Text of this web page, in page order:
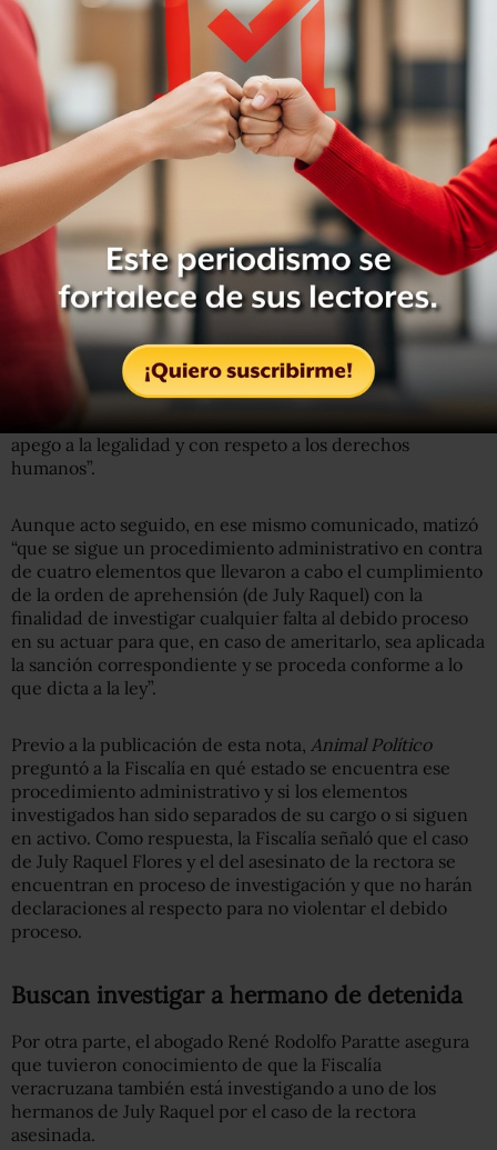
a cada rato. Y si lo hace es porque aun tiene daños de la
agresión sexual de la que fue víctima”.
Además, el abogado recuerda que, en cuanto conoció el
caso, interpuso una denuncia ante la Fiscalía de la Mujer
de Veracruz, que abrió una carpeta de investigación por
la presunta agresión sexual, y otras dos ante la Fiscalía
anticorrupción y la fiscalía para delitos de tortura, que
abrieron las carpetas 002/2021 y 63/2021,
respectivamente, aunque por el momento se desconocen
los avances de las pesquisas.
Lo único que se sabe oficialmente es lo que dijo la fiscal
del estado, Verónica Hernández Giadáns, quien el pasado
24 de febrero, dos días después de la publicación del
reportaje de este medio, aseguró por medio de un
comunicado que la detención de July se produjo “con
apego a la legalidad y con respeto a los derechos
humanos”.
Aunque acto seguido, en ese mismo comunicado, matizó
“que se sigue un procedimiento administrativo en contra
de cuatro elementos que llevaron a cabo el cumplimiento
de la orden de aprehensión (de July Raquel) con la
finalidad de investigar cualquier falta al debido proceso
en su actuar para que, en caso de ameritarlo, sea aplicada
la sanción correspondiente y se proceda conforme a lo
que dicta a la ley”.
Previo a la publicación de esta nota, Animal Político
preguntó a la Fiscalía en qué estado se encuentra ese
procedimiento administrativo y si los elementos
investigados han sido separados de su cargo o si siguen
en activo. Como respuesta, la Fiscalía señaló que el caso
de July Raquel Flores y el del asesinato de la rectora se
encuentran en proceso de investigación y que no harán
declaraciones al respecto para no violentar el debido
proceso.
Buscan investigar a hermano de detenida
Por otra parte, el abogado René Rodolfo Paratte asegura
que tuvieron conocimiento de que la Fiscalía
veracruzana también está investigando a uno de los
hermanos de July Raquel por el caso de la rectora
asesinada.